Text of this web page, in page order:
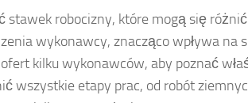
stawek robocizny, które mogą się
wykonawcy, znacząco wpływa na
kilku wykonawców, aby poznać
wszystkie etapy prac, od robót